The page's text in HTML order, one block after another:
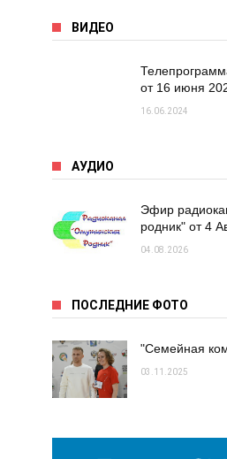
ВИДЕО
от 16 июня
16.06.2024
АУДИО
Эфир
родник" от 4
04.08.2026
ПОСЛЕДНИЕ ФОТО
"Семейная
03.11.2025